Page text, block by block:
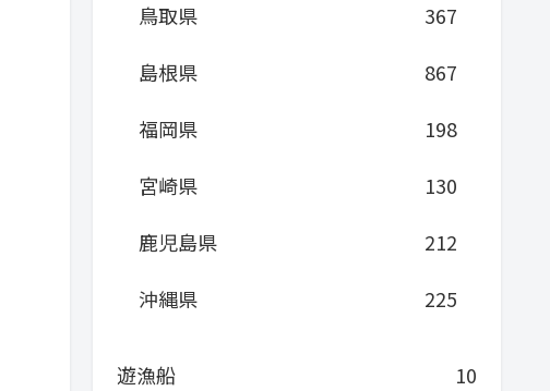
鳥取県
367
島根県
867
福岡県
198
宮崎県
130
鹿児島県
212
沖縄県
225
遊漁船
10